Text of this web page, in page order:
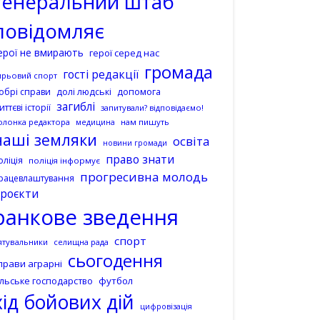
не вмирають герої серед нас
спорт гості редакції громада
справи долі людські допомога
історії загиблі запитували? відповідаємо!
редактора
медицина нам пишуть
земляки новини громади освіта
поліція інформує право знати
прогресивна молодь
зведення
селищна рада спорт
аграрні сьогодення
господарство футбол
бойових дій цифровізація